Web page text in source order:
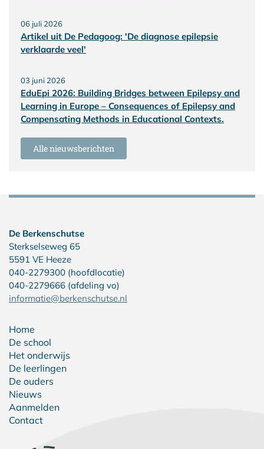
06 juli 2026
Artikel uit De Pedagoog: 'De diagnose epilepsie
verklaarde veel'
03 juni 2026
EduEpi 2026: Building Bridges between Epilepsy and
Learning in Europe – Consequences of Epilepsy and
Compensating Methods in Educational Contexts.
Alle nieuwsberichten
De Berkenschutse
Sterkselseweg 65
5591 VE Heeze
040-2279300 (hoofdlocatie)
040-2279666 (afdeling vo)
informatie@berkenschutse.nl
Home
De school
Het onderwijs
De leerlingen
De ouders
Nieuws
Aanmelden
Contact